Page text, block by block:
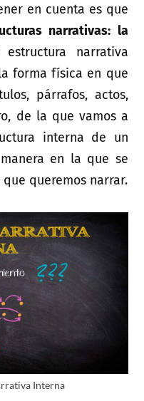
en cuenta es que
narrativas: la
narrativa
forma física en que
párrafos, actos,
de la que vamos a
interna de un
en la que se
queremos narrar.
Interna